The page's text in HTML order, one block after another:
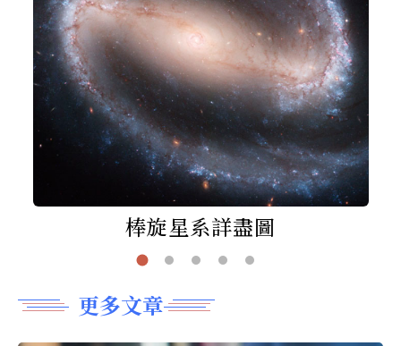
棒旋星系詳盡圖
更多文章